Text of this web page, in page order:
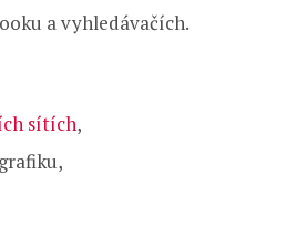
a vyhledávačích.
sítích,